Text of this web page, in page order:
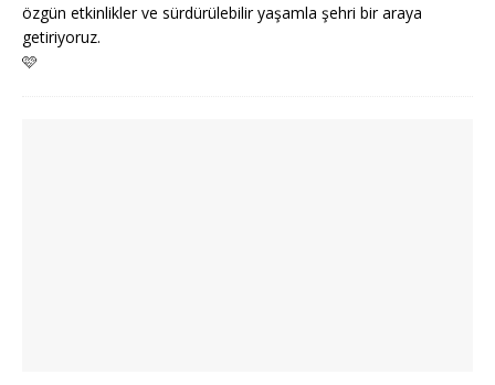
özgün etkinlikler ve sürdürülebilir yaşamla şehri bir araya
getiriyoruz.
🩷